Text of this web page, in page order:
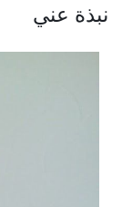
نبذة عني